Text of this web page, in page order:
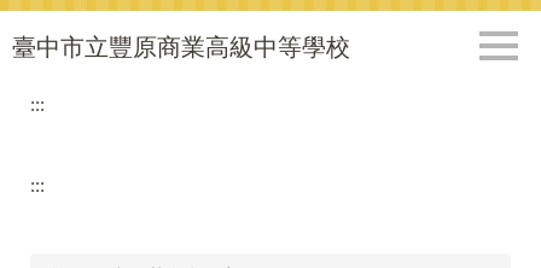
跳
到
臺中市立豐原商業高級中等學校
:::
:::